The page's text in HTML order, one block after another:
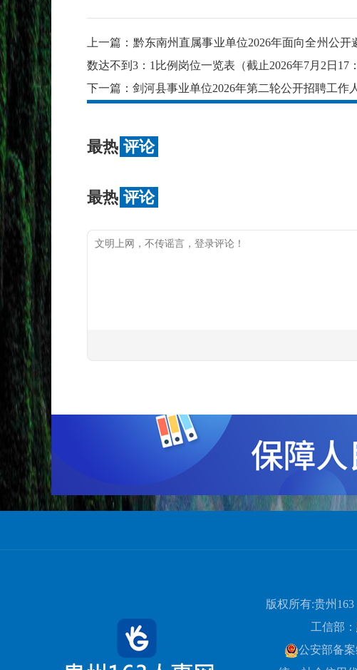
上一篇： 黔东南州直属事业单位2026年面向全州公
数达不到3：1比例岗位一览表（截止2026年7月2日17：
下一篇： 剑河县事业单位2026年第二轮公开招聘工作
最热 评论
最热 评论
版权所有:贵州
工信部：
公安部备案